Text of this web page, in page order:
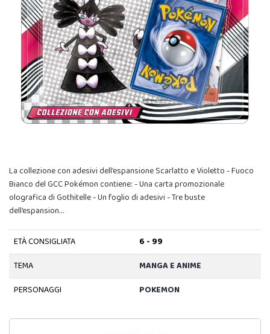
La collezione con adesivi dell’espansione Scarlatto e Violetto - Fuoco
Bianco del GCC Pokémon contiene: - Una carta promozionale
olografica di Gothitelle - Un foglio di adesivi - Tre buste
dell’espansion…
ETÀ CONSIGLIATA
6 - 99
TEMA
MANGA E ANIME
PERSONAGGI
POKEMON